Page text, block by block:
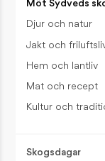
Möt Sydveds
Djur och natur
Jakt och
Hem och lantliv
Mat och recept
Kultur och
Skogsdagar